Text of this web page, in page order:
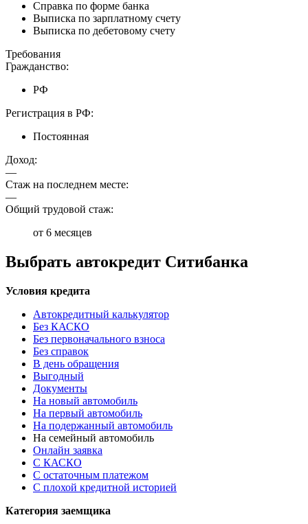
Справка по форме банка
Выписка по зарплатному счету
Выписка по дебетовому счету
Требования
Гражданство:
РФ
Регистрация в РФ:
Постоянная
Доход:
—
Стаж на последнем месте:
—
Общий трудовой стаж:
от 6 месяцев
Выбрать автокредит Ситибанка
Условия кредита
Автокредитный калькулятор
Без КАСКО
Без первоначального взноса
Без справок
В день обращения
Выгодный
Документы
На новый автомобиль
На первый автомобиль
На подержанный автомобиль
На семейный автомобиль
Онлайн заявка
С КАСКО
С остаточным платежом
С плохой кредитной историей
Категория заемщика